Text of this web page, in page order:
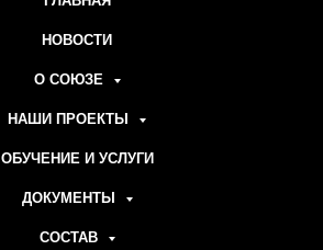
НОВОСТИ
О СОЮЗЕ
НАШИ ПРОЕКТЫ
ОБУЧЕНИЕ И УСЛУГИ
ДОКУМЕНТЫ
СОСТАВ